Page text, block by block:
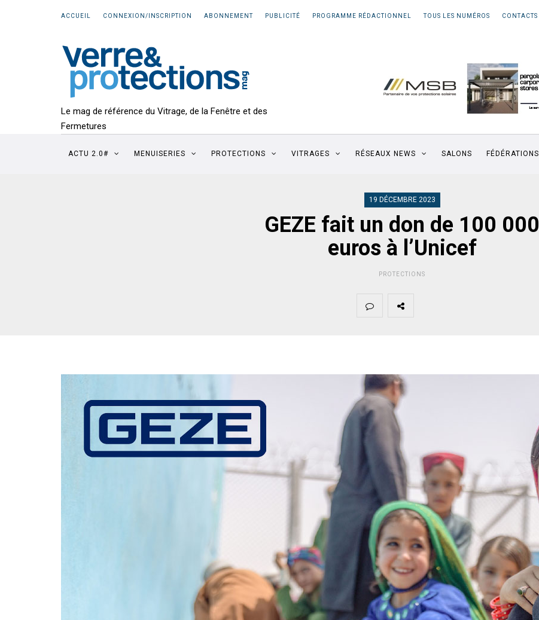
ACCUEIL CONNEXION/INSCRIPTION ABONNEMENT PUBLICITÉ PROGRAMME RÉDACTIONNEL TOUS LES NUMÉROS CONTACTS
Le mag de référence du Vitrage, de la Fenêtre et des
Fermetures
ACTU 2.0# MENUISERIES PROTECTIONS VITRAGES RÉSEAUX NEWS SALONS FÉDÉRATIONS
19 DÉCEMBRE 2023
GEZE fait un don de 100 000
euros à l’Unicef
PROTECTIONS